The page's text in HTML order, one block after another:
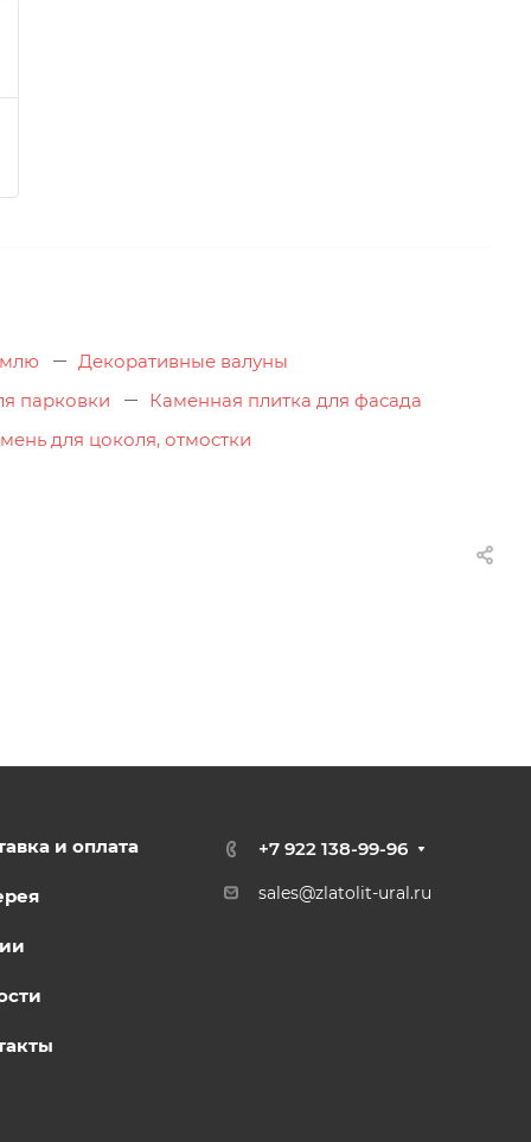
Декоративные валуны
парковки
Каменная плитка для фасада
для цоколя, отмостки
и оплата +7 922 138-99-96
sales@zlatolit-ural.ru